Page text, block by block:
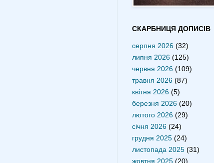
СКАРБНИЦЯ ДОПИСІВ
серпня 2026 (32)
липня 2026 (125)
червня 2026 (109)
травня 2026 (87)
квітня 2026 (5)
березня 2026 (20)
лютого 2026 (29)
січня 2026 (24)
грудня 2025 (24)
листопада 2025 (31)
жовтня 2025 (20)